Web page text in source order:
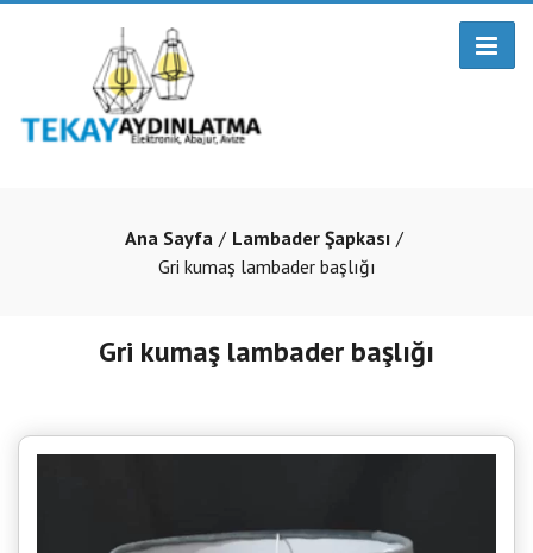
Ana Sayfa
Lambader Şapkası
Gri kumaş lambader başlığı
Gri kumaş lambader başlığı